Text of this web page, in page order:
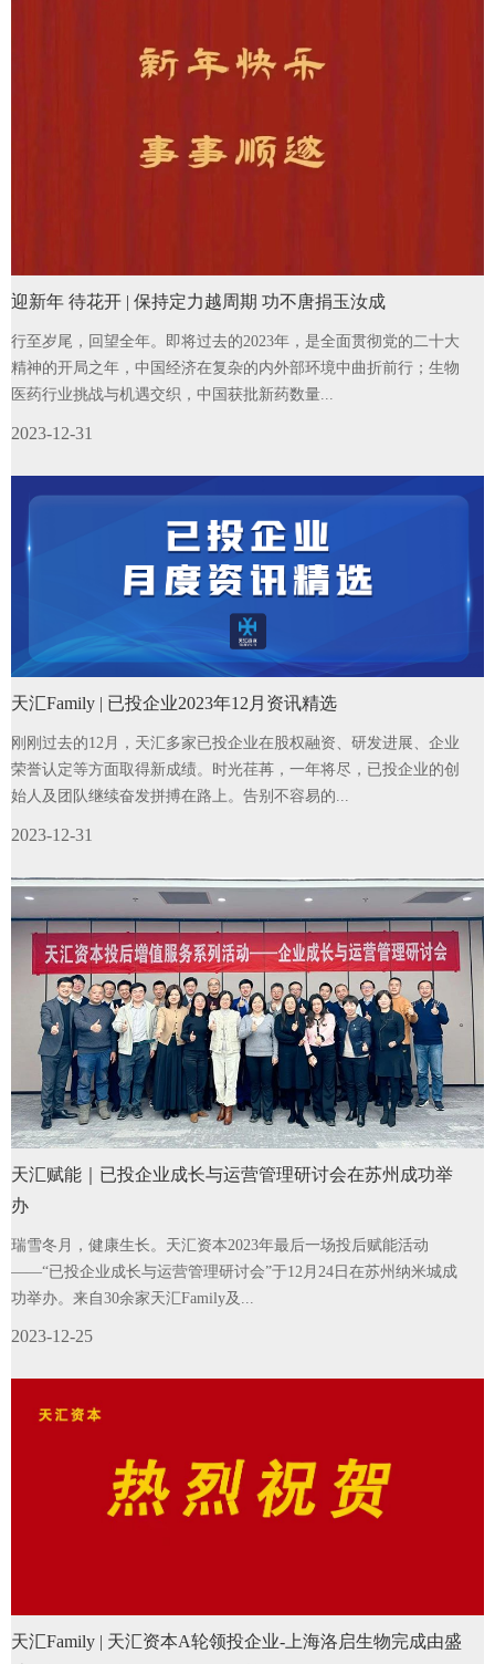
迎新年 待花开 | 保持定力越周期 功不唐捐玉汝成
行至岁尾，回望全年。即将过去的2023年，是全面贯彻党的二十大
精神的开局之年，中国经济在复杂的内外部环境中曲折前行；生物
医药行业挑战与机遇交织，中国获批新药数量...
2023-12-31
天汇Family | 已投企业2023年12月资讯精选
刚刚过去的12月，天汇多家已投企业在股权融资、研发进展、企业
荣誉认定等方面取得新成绩。时光荏苒，一年将尽，已投企业的创
始人及团队继续奋发拼搏在路上。告别不容易的...
2023-12-31
天汇赋能｜已投企业成长与运营管理研讨会在苏州成功举
办
瑞雪冬月，健康生长。天汇资本2023年最后一场投后赋能活动
——“已投企业成长与运营管理研讨会”于12月24日在苏州纳米城成
功举办。来自30余家天汇Family及...
2023-12-25
天汇Family | 天汇资本A轮领投企业-上海洛启生物完成由盛